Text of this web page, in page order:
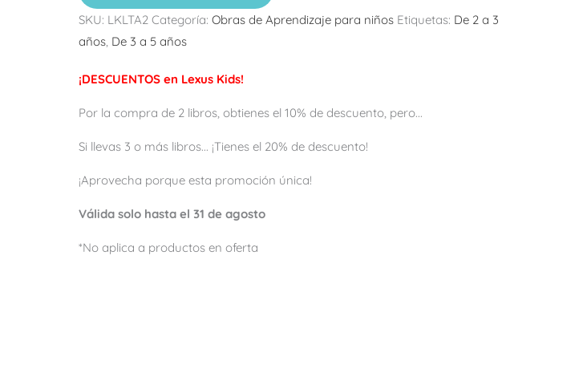
SKU: LKLTA2 Categoría: Obras de Aprendizaje para niños Etiquetas: De 2 a 3
años De 3 a 5 años
¡DESCUENTOS en Lexus Kids!
Por la compra de 2 libros, obtienes el 10% de descuento, pero...
Si llevas 3 o más libros... ¡Tienes el 20% de descuento!
¡Aprovecha porque esta promoción única!
Válida solo hasta el 31 de agosto
*No aplica a productos en oferta